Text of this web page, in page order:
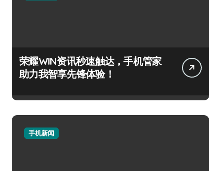
荣耀WIN资讯秒速触达，手机管家
助力我智享先锋体验！
手机新闻